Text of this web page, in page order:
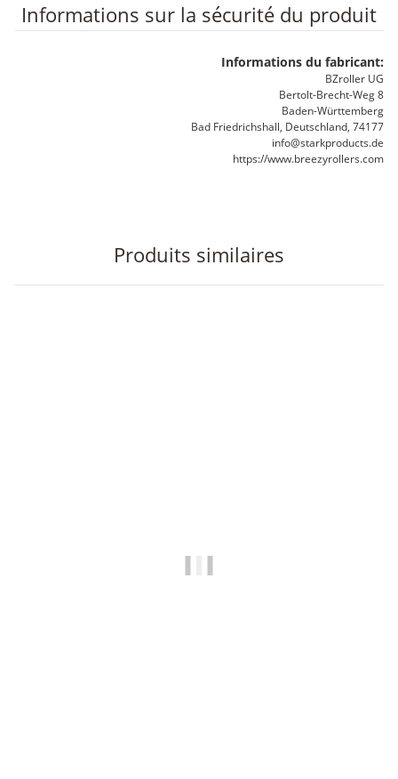
Informations sur la sécurité du produit
Informations du fabricant:
BZroller UG
Bertolt-Brecht-Weg 8
Baden-Württemberg
Bad Friedrichshall, Deutschland, 74177
info@starkproducts.de
https://www.breezyrollers.com
Produits similaires